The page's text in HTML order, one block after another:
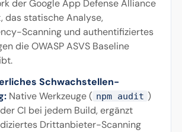
der Google App Defense Alliance
das statische Analyse,
Scanning und authentifiziertes
die OWASP ASVS Baseline
Schwachstellen-
Native Werkzeuge ( npm audit )
CI bei jedem Build, ergänzt
Drittanbieter-Scanning